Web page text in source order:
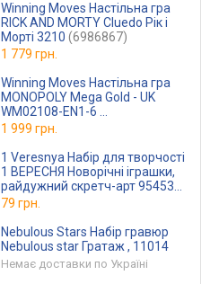
Winning Moves Настільна гра
RICK AND MORTY Cluedo Рік і
Морті 3210 (6986867)
1 779 грн.
Winning Moves Настільна гра
MONOPOLY Mega Gold - UK
WM02108-EN1-6
(WM02108-EN1-6)
1 999 грн.
1 Veresnya Набір для творчості
1 ВЕРЕСНЯ Новорічні іграшки,
райдужний скретч-арт 954537
(954537)
79 грн.
Nebulous Stars Набір гравюр
Nebulous star Гратаж , 11014
Немає доставки по Україні